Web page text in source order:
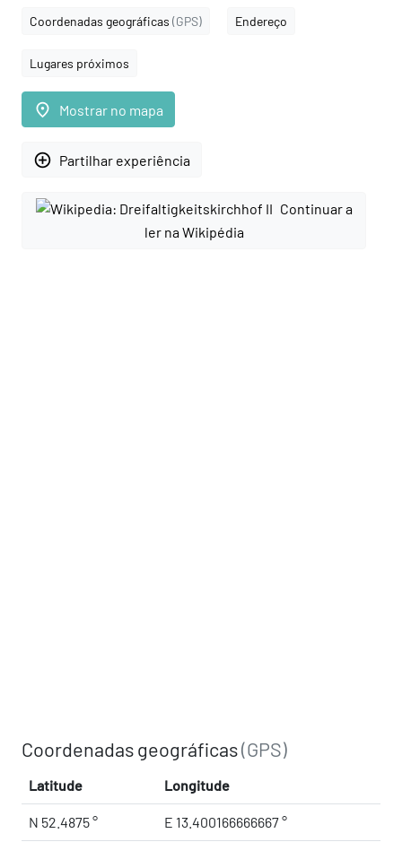
Coordenadas geográficas (GPS) Endereço
Lugares próximos
place Mostrar no mapa
add_circle_outline Partilhar experiência
Continuar a
ler na Wikipédia
Coordenadas geográficas(GPS)
Latitude Longitude
N 52.4875 ° E 13.400166666667 °